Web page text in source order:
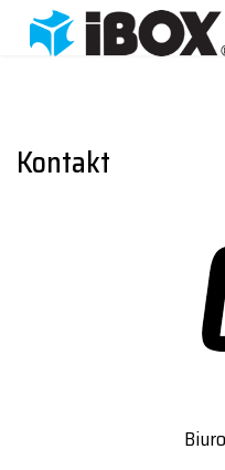
Kontakt